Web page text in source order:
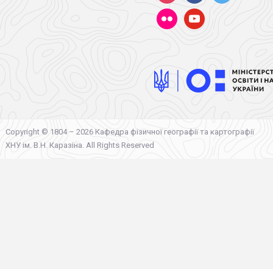
flickr youtube
Copyright © 1804 – 2026 Кафедра фізичної географії та картографії
ХНУ ім. В.Н. Каразіна. All Rights Reserved